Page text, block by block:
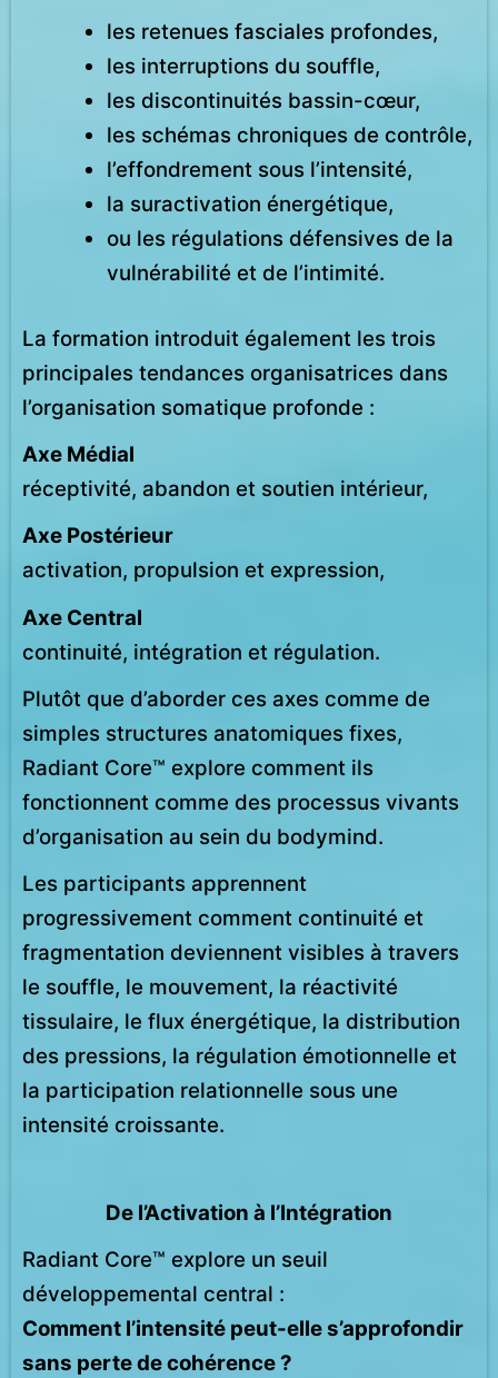
les retenues fasciales profondes,
les interruptions du souffle,
les discontinuités bassin-cœur,
les schémas chroniques de contrôle,
l’effondrement sous l’intensité,
la suractivation énergétique,
ou les régulations défensives de la
vulnérabilité et de l’intimité.
La formation introduit également les trois
principales tendances organisatrices dans
l’organisation somatique profonde :
Axe Médial
réceptivité, abandon et soutien intérieur,
Axe Postérieur
activation, propulsion et expression,
Axe Central
continuité, intégration et régulation.
Plutôt que d’aborder ces axes comme de
simples structures anatomiques fixes,
Radiant Core™ explore comment ils
fonctionnent comme des processus vivants
d’organisation au sein du bodymind.
Les participants apprennent
progressivement comment continuité et
fragmentation deviennent visibles à travers
le souffle, le mouvement, la réactivité
tissulaire, le flux énergétique, la distribution
des pressions, la régulation émotionnelle et
la participation relationnelle sous une
intensité croissante.
De l’Activation à l’Intégration
Radiant Core™ explore un seuil
développemental central :
Comment l’intensité peut-elle s’approfondir
sans perte de cohérence ?